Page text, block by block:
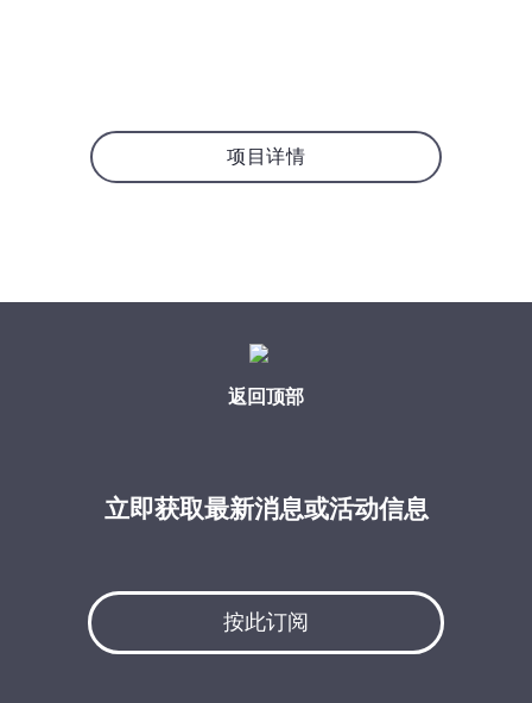
项目详情
返回顶部
立即获取最新消息或活动信息
按此订阅